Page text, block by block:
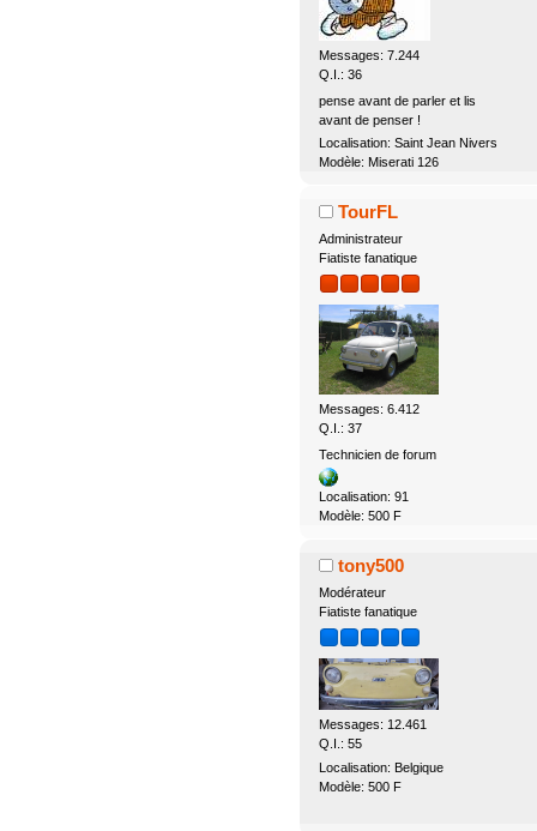
Messages: 7.244
Q.I.: 36
pense avant de parler et lis
avant de penser !
Localisation: Saint Jean Nivers
Modèle: Miserati 126
TourFL
Administrateur
Fiatiste fanatique
Messages: 6.412
Q.I.: 37
Technicien de forum
Localisation: 91
Modèle: 500 F
tony500
Modérateur
Fiatiste fanatique
Messages: 12.461
Q.I.: 55
Localisation: Belgique
Modèle: 500 F